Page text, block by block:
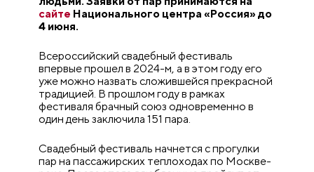
сайте Национального центра «Россия» до
4 июня.
Всероссийский свадебный фестиваль
впервые прошел в 2024-м, а в этом году его
уже можно назвать сложившейся прекрасной
традицией. В прошлом году в рамках
фестиваля брачный союз одновременно в
один день заключила 151 пара.
Свадебный фестиваль начнется с прогулки
пар на пассажирских теплоходах по Москве-